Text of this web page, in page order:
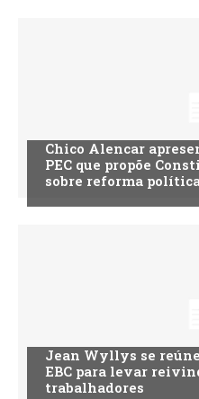
Chico Alencar
PEC que propõe
sobre reforma
Jean Wyllys se
EBC para levar
trabalhadores